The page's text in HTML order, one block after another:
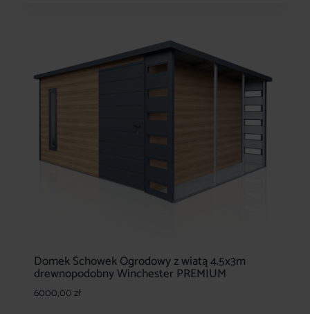
Domek Schowek Ogrodowy z wiatą 4.5x3m
drewnopodobny Winchester PREMIUM
6000,00zł